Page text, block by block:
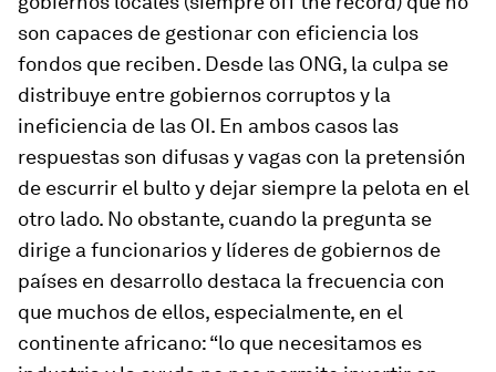
son capaces de gestionar con eficiencia los
fondos que reciben. Desde las ONG, la culpa se
distribuye entre gobiernos corruptos y la
ineficiencia de las OI. En ambos casos las
respuestas son difusas y vagas con la pretensión
de escurrir el bulto y dejar siempre la pelota en el
otro lado. No obstante, cuando la pregunta se
dirige a funcionarios y líderes de gobiernos de
países en desarrollo destaca la frecuencia con
que muchos de ellos, especialmente, en el
continente africano: “lo que necesitamos es